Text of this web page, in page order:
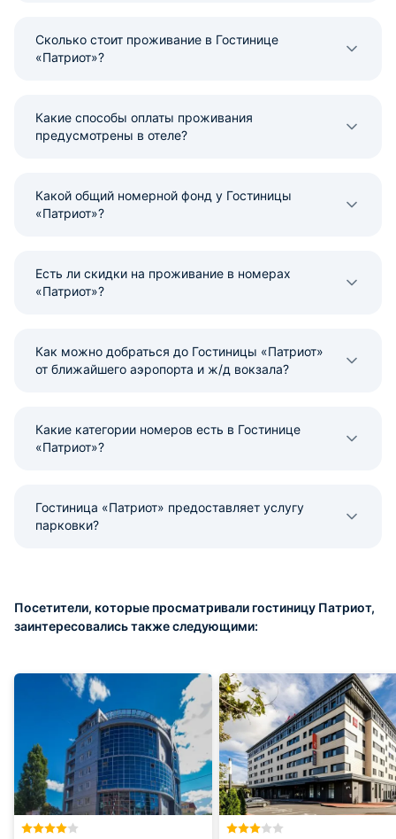
Сколько стоит проживание в Гостинице
«Патриот»?
Какие способы оплаты проживания
предусмотрены в отеле?
Какой общий номерной фонд у Гостиницы
«Патриот»?
Есть ли скидки на проживание в номерах
«Патриот»?
Как можно добраться до Гостиницы «Патриот»
от ближайшего аэропорта и ж/д вокзала?
Какие категории номеров есть в Гостинице
«Патриот»?
Гостиница «Патриот» предоставляет услугу
парковки?
Посетители, которые просматривали гостиницу Патриот,
заинтересовались также следующими: